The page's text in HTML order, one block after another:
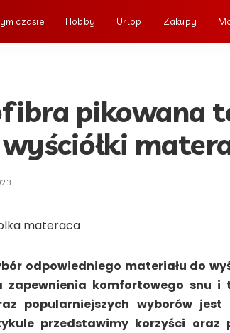
czasie Hobby Urlop Zakupy
pikowana
odpowiedniego materiału do
zapewnienia komfortowego snu i
popularniejszych wyborów
przedstawimy korzyści oraz